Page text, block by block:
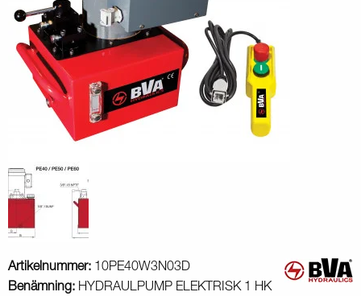
Artikelnummer: 10PE40W3N03D
Benämning: HYDRAULPUMP ELEKTRISK 1 HK